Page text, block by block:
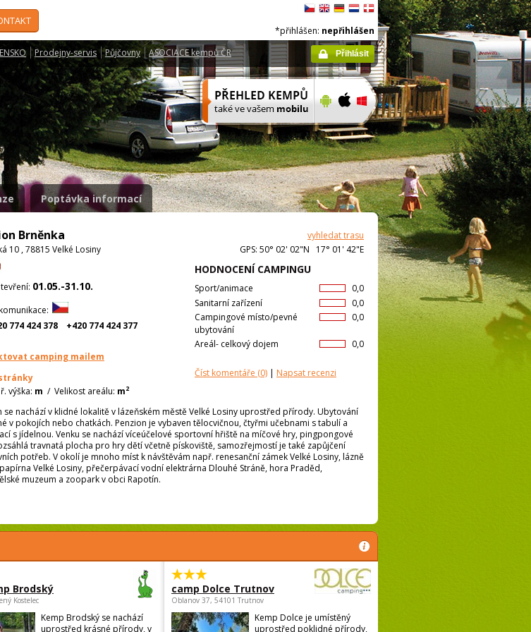
Prodejny-servis Půjčovny ASOCIACE kempů ČR
*přihlášen: nepřihlášen
Přihlásit
Poptávka informací
Brněnka
vyhledat trasu
10 , 78815 Velké Losiny
GPS: 50° 02' 02"N 17° 01' 42"E
HODNOCENÍ CAMPINGU
0,0
Sport/animace
0,0
Sanitarní zařízení
0,0
Campingové místo/pevné
ubytování
0,0
Areál- celkový dojem
Číst komentáře (0) | Napsat recenzi
01.05.-31.10.
774 424 378
+420 774 424 377
camping mailem
výška: m / Velikost areálu: m2
se nachází v klidné lokalitě v lázeňském městě Velké Losiny uprostřed přírody. Ubytování
v pokojích nebo chatkách. Penzion je vybaven tělocvičnou, čtyřmi učebnami s tabulí a
s jídelnou. Venku se nachází víceúčelové sportovní hřiště na míčové hry, pingpongové
travnatá plocha pro hry dětí včetně pískoviště, samozřejmostí je také zapůjčení
potřeb. V okolí je mnoho míst k návštěvám např. renesanční zámek Velké Losiny, lázně
Velké Losiny, přečerpávací vodní elektrárna Dlouhé Stráně, hora Praděd,
muzeum a zoopark v obci Rapotín.
Brodský
Kostelec
Kemp Brodský se nachází
uprostřed krásné přírody, v
camp Dolce Trutnov
Oblanov 37, 54101 Trutnov
Kemp Dolce je umístěný
uprostřed poklidné přírody,